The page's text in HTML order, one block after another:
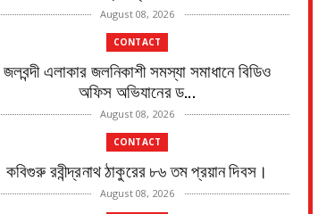
August 08, 2026
CONTACT
জলবন্দী এলাকার জলনিকাশী সমস্যা সমাধানে বিডিও
অফিস অভিযানের ড...
August 08, 2026
CONTACT
কবিগুরু রবীন্দ্রনাথ ঠাকুরের ৮৬ তম প্রয়ান দিবস।
August 08, 2026